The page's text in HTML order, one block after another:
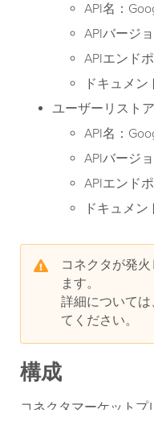
API名：
APIバージ
APIエンド
ドキュメン
ユーザーリスト
API名：
APIバージ
APIエンド
ドキュメン
コネクタが発
ます。
詳細については
てください。
構成
コネクタマーケット